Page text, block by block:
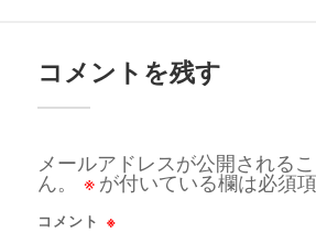
コメントを残す
メールアドレスが公開される
ん。
※ が付いている欄は必須
コメント ※